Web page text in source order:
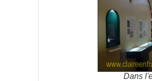
Dans